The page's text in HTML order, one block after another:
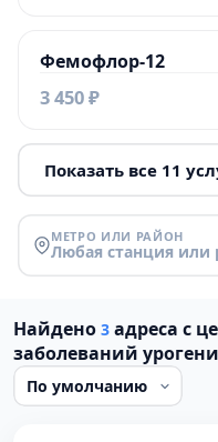
Фемофлор-12
3 450 ₽
Показать все 11
МЕТРО ИЛИ РАЙОН
Любая станция или
Найдено 3 адреса с
заболеваний
Проверено